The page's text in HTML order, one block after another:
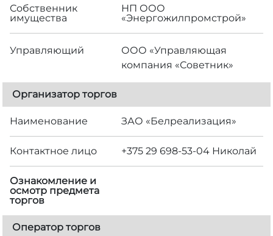
Собственник
имущества
НП ООО
«Энергожилпромстрой»
Управляющий
ООО «Управляющая
компания «Советник»
Организатор торгов
Наименование ЗАО «Белреализация»
Контактное лицо +375 29 698-53-04 Николай
Ознакомление и
осмотр предмета
торгов
Оператор торгов